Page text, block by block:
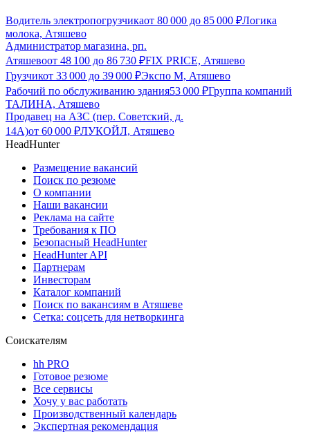
Водитель электропогрузчикаот 80 000 до 85 000 ₽Логика
молока, Атяшево
Администратор магазина, рп.
Атяшевоот 48 100 до 86 730 ₽FIX PRICE, Атяшево
Грузчикот 33 000 до 39 000 ₽Экспо М, Атяшево
Рабочий по обслуживанию здания53 000 ₽Группа компаний
ТАЛИНА, Атяшево
Продавец на АЗС (пер. Советский, д.
14А)от 60 000 ₽ЛУКОЙЛ, Атяшево
HeadHunter
Размещение вакансий
Поиск по резюме
О компании
Наши вакансии
Реклама на сайте
Требования к ПО
Безопасный HeadHunter
HeadHunter API
Партнерам
Инвесторам
Каталог компаний
Поиск по вакансиям в Атяшеве
Сетка: соцсеть для нетворкинга
Соискателям
hh PRO
Готовое резюме
Все сервисы
Хочу у вас работать
Производственный календарь
Экспертная рекомендация